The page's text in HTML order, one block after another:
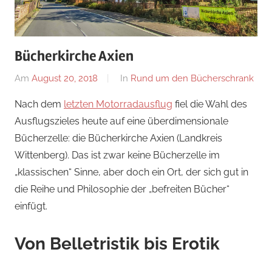
Bücherkirche Axien
Am August 20, 2018
Von
In Rund um den Bücherschrank
Nach dem letzten Motorradausflug fiel die Wahl des
Ausflugszieles heute auf eine überdimensionale
Bücherzelle: die Bücherkirche Axien (Landkreis
Wittenberg). Das ist zwar keine Bücherzelle im
„klassischen“ Sinne, aber doch ein Ort, der sich gut in
die Reihe und Philosophie der „befreiten Bücher“
einfügt.
Von Belletristik bis Erotik